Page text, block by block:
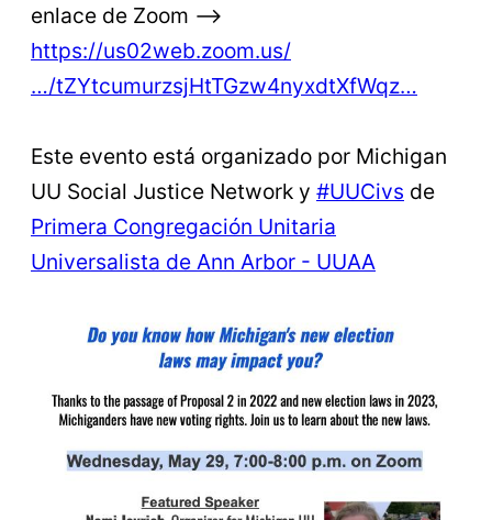
enlace de Zoom –>
https://us02web.zoom.us/
…/tZYtcumurzsjHtTGzw4nyxdtXfWqz…
Este evento está organizado por Michigan
UU Social Justice Network y #UUCivs de
Primera Congregación Unitaria
Universalista de Ann Arbor - UUAA